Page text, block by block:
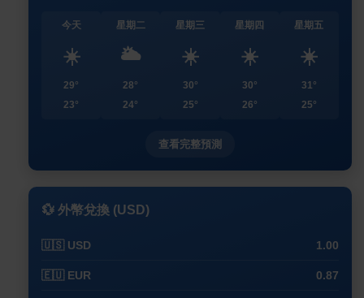
今天
☀️
29°
23°
星期二
🌥️
28°
24°
星期三
☀️
30°
25°
星期四
☀️
30°
26°
星期五
☀️
31°
25°
查看完整預測
💱 外幣兌換 (USD)
🇺🇸 USD 1.00
🇪🇺 EUR 0.87